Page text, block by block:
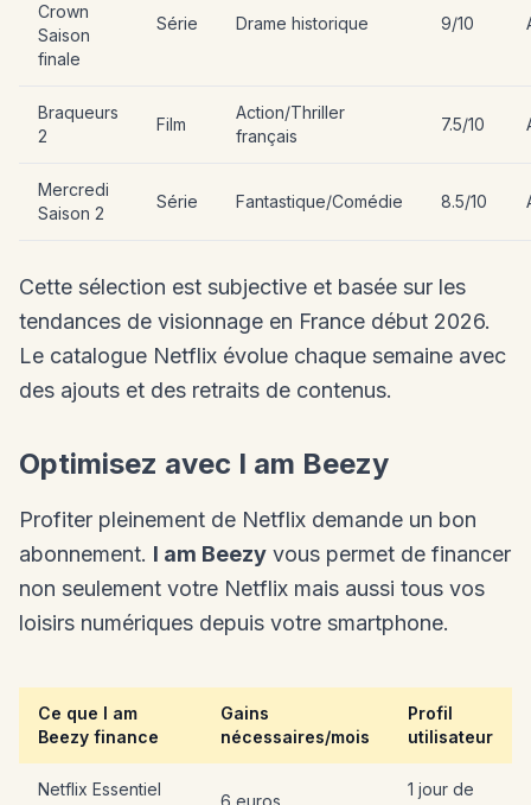
Crown
Saison
finale
Série Drame historique 9/10
Braqueurs
2
Film
Action/Thriller
français
7.5/10
Mercredi
Saison 2
Série Fantastique/Comédie 8.5/10
Cette sélection est subjective et basée sur les
tendances de visionnage en France début 2026.
Le catalogue Netflix évolue chaque semaine avec
des ajouts et des retraits de contenus.
Optimisez avec I am Beezy
Profiter pleinement de Netflix demande un bon
abonnement. I am Beezy vous permet de financer
non seulement votre Netflix mais aussi tous vos
loisirs numériques depuis votre smartphone.
Ce que I am
Beezy finance
Gains
nécessaires/mois
Profil
utilisateur
Netflix Essentiel
6 euros
1 jour de